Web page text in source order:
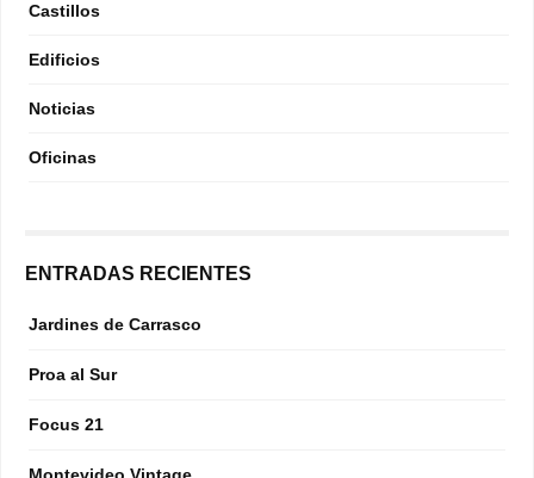
Castillos
Edificios
Noticias
Oficinas
ENTRADAS RECIENTES
Jardines de Carrasco
Proa al Sur
Focus 21